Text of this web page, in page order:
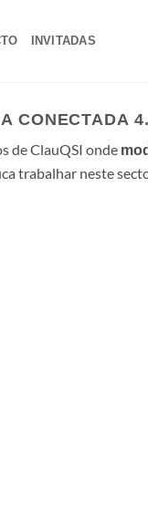
INVITADAS
CONECTADA
de ClauQSI onde
trabalhar neste